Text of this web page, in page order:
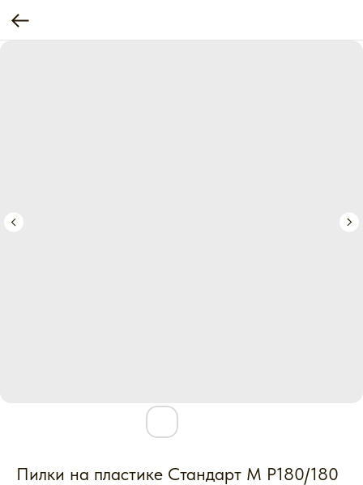
Пилки на пластике Стандарт M P180/180